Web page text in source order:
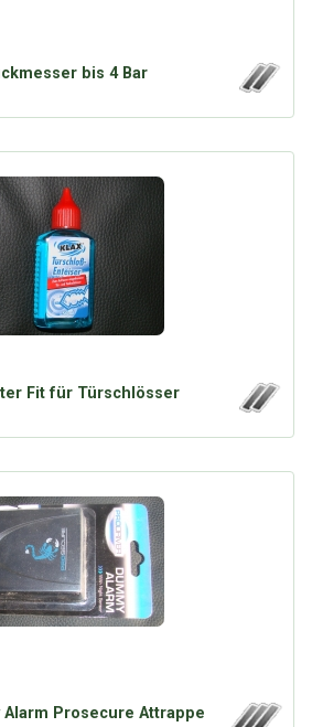
bis 4 Bar
Fit für Türschlösser
Alarm Prosecure Attrappe